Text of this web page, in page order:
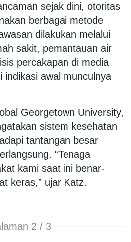
sejak dini, otoritas
berbagai metode
dilakukan melalui
sakit, pemantauan air
percakapan di media
indikasi awal munculnya
Georgetown University,
sistem kesehatan
tantangan besar
“Tenaga
kami saat ini benar-
keras,” ujar Katz.
2 / 3